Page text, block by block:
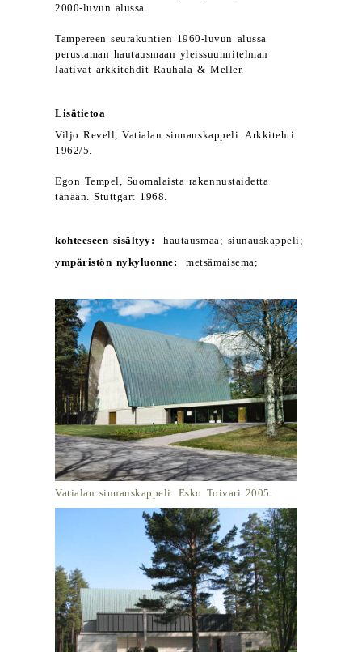
2000-luvun alussa.
Tampereen seurakuntien 1960-luvun alussa
perustaman hautausmaan yleissuunnitelman
laativat arkkitehdit Rauhala & Meller.
Lisätietoa
Viljo Revell, Vatialan siunauskappeli. Arkkitehti
1962/5.
Egon Tempel, Suomalaista rakennustaidetta
tänään. Stuttgart 1968.
kohteeseen sisältyy: hautausmaa; siunauskappeli;
ympäristön nykyluonne: metsämaisema;
Vatialan siunauskappeli. Esko Toivari 2005.